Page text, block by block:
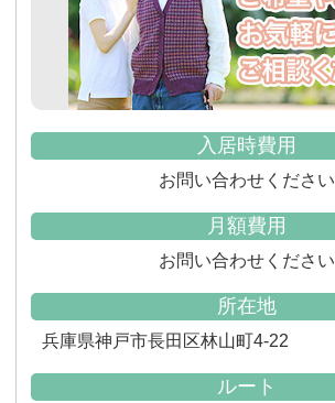
入居時費用
お問い合わせください
月額費用
お問い合わせください
所在地
兵庫県神戸市長田区林山町4-22
ルート